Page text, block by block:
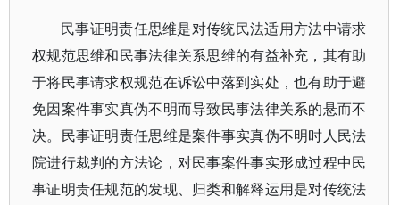
民事证明责任思维是对传统民法适用方法中请求
权规范思维和民事法律关系思维的有益补充，其有助
于将民事请求权规范在诉讼中落到实处，也有助于避
免因案件事实真伪不明而导致民事法律关系的悬而不
决。民事证明责任思维是案件事实真伪不明时人民法
院进行裁判的方法论，对民事案件事实形成过程中民
事证明责任规范的发现、归类和解释运用是对传统法